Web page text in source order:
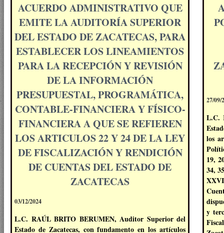
ACUERDO ADMINISTRATIVO QUE
EMITE LA AUDITORÍA SUPERIOR
DEL ESTADO DE ZACATECAS, PARA
ESTABLECER LOS LINEAMIENTOS
PARA LA RECEPCIÓN Y REVISIÓN
DE LA INFORMACIÓN
PRESUPUESTAL, PROGRAMÁTICA,
CONTABLE-FINANCIERA Y FÍSICO-
FINANCIERA A QUE SE REFIEREN
LOS ARTICULOS 22 Y 24 DE LA LEY
DE FISCALIZACIÓN Y RENDICIÓN
DE CUENTAS DEL ESTADO DE
ZACATECAS
03/12/2024
L.C. RAÚL BRITO BERUMEN, Auditor Superior del
Estado de Zacatecas, con fundamento en los artículos
27/09/
L.C.
los
19,
34,
y